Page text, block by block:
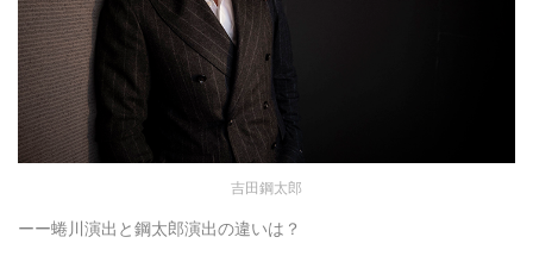
吉田鋼太郎
ーー蜷川演出と鋼太郎演出の違いは？